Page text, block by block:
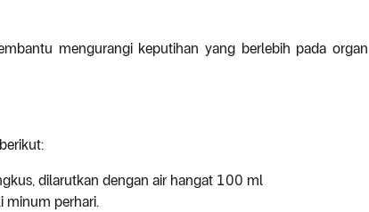
mengurangi keputihan yang berlebih pada organ
dilarutkan dengan air hangat 100 ml
minum perhari.